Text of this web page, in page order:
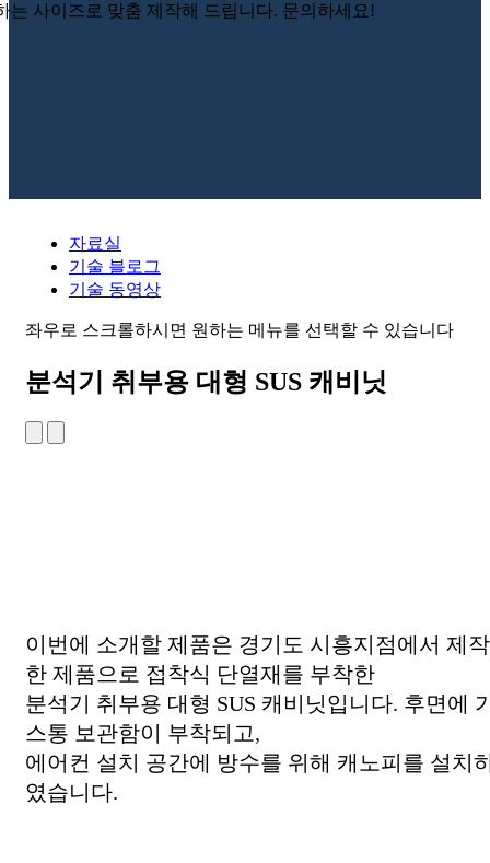
는 사이즈로 맞춤 제작해 드립니다. 문의하세요!
자료실
기술 블로그
기술 동영상
좌우로 스크롤하시면 원하는 메뉴를 선택할 수 있습니다
분석기 취부용 대형 SUS 캐비닛
이번에 소개할 제품은 경기도 시흥지점에서 제작
한 제품으로 접착식 단열재를 부착한
분석기 취부용 대형 SUS 캐비닛입니다. 후면에
스통 보관함이 부착되고,
에어컨 설치 공간에 방수를 위해 캐노피를 설치
였습니다.